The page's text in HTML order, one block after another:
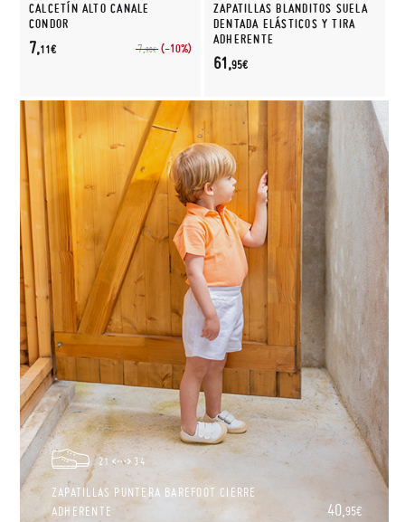
CALCETÍN ALTO CANALE
CONDOR
7,90€ (-10%)
7,11€
ZAPATILLAS BLANDITOS SUELA
DENTADA ELÁSTICOS Y TIRA
ADHERENTE
61,95€
21 34
ZAPATILLAS PUNTERA BAREFOOT CIERRE
ADHERENTE
40, 95€